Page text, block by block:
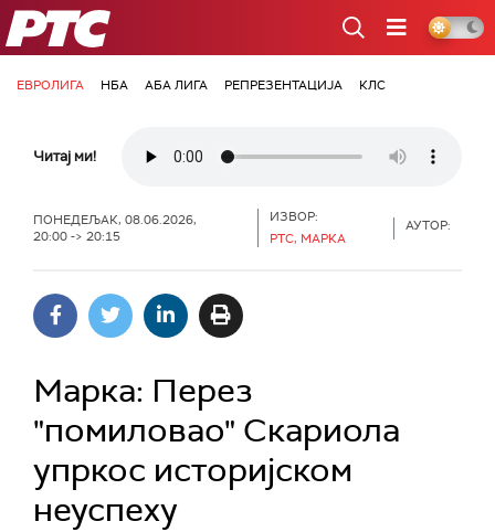
РТС
ЕВРОЛИГА НБА АБА ЛИГА РЕПРЕЗЕНТАЦИЈА КЛС
Читај ми!
ПОНЕДЕЉАК, 08.06.2026,
20:00 -> 20:15
ИЗВОР:
РТС, МАРКА
АУТОР:
Марка: Перез
"помиловао" Скариола
упркос историјском
неуспеху